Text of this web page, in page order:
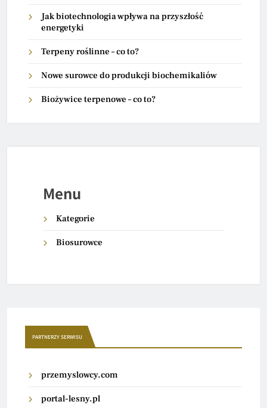
Jak biotechnologia wpływa na przyszłość
energetyki
Terpeny roślinne – co to?
Nowe surowce do produkcji biochemikaliów
Biożywice terpenowe – co to?
Menu
Kategorie
Biosurowce
PARTNERZY SERWISU
przemyslowcy.com
portal-lesny.pl